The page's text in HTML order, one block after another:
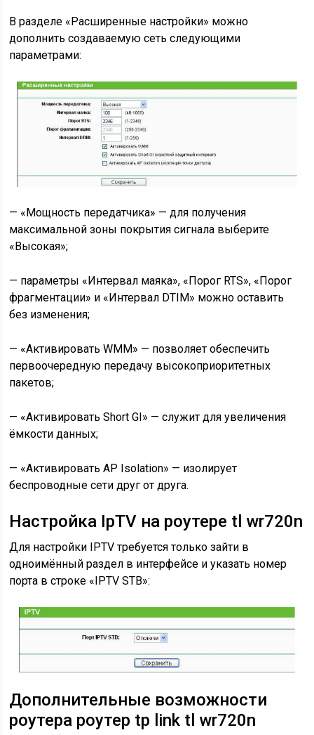
В разделе «Расширенные настройки» можно
дополнить создаваемую сеть следующими
параметрами:
— «Мощность передатчика» — для получения
максимальной зоны покрытия сигнала выберите
«Высокая»;
— параметры «Интервал маяка», «Порог RTS», «Порог
фрагментации» и «Интервал DTIM» можно оставить
без изменения;
— «Активировать WMM» — позволяет обеспечить
первоочередную передачу высокоприоритетных
пакетов;
— «Активировать Short GI» — служит для увеличения
ёмкости данных;
— «Активировать AP Isolation» — изолирует
беспроводные сети друг от друга.
Настройка IpTV на роутере tl wr720n
Для настройки IPTV требуется только зайти в
одноимённый раздел в интерфейсе и указать номер
порта в строке «IPTV STB»:
Дополнительные возможности
роутера роутер tp link tl wr720n